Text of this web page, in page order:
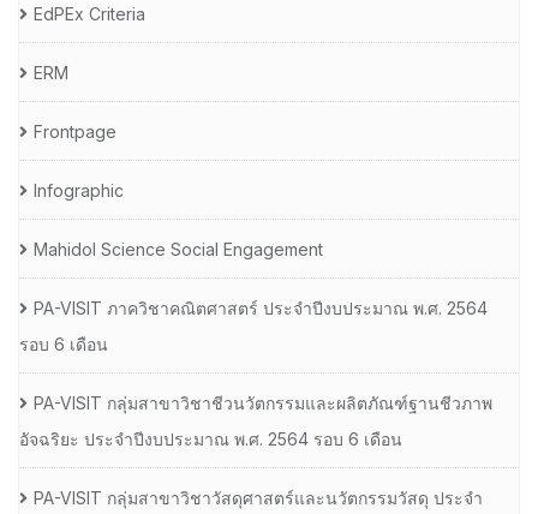
EdPEx Criteria
ERM
Frontpage
Infographic
Mahidol Science Social Engagement
PA-VISIT ภาควิชาคณิตศาสตร์ ประจำปีงบประมาณ พ.ศ. 2564
รอบ 6 เดือน
PA-VISIT กลุ่มสาขาวิชาชีวนวัตกรรมและผลิตภัณฑ์ฐานชีวภาพ
อัจฉริยะ ประจำปีงบประมาณ พ.ศ. 2564 รอบ 6 เดือน
PA-VISIT กลุ่มสาขาวิชาวัสดุศาสตร์และนวัตกรรมวัสดุ ประจำ